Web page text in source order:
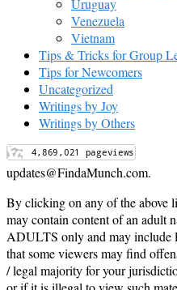
Venezuela
Vietnam
Tips & Tricks for Group
Tips for Newcomers
Uncategorized
Writings by Joy
Writings by Others
updates@FindaMunch.com.
By clicking on any of the above
may contain content of an adult
ADULTS only and may include
that some viewers may find
/ legal majority for your